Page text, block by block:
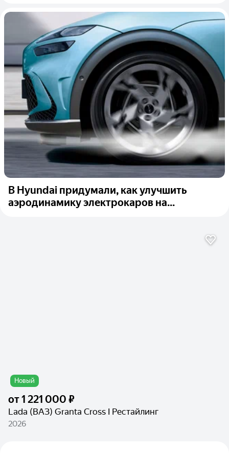
В Hyundai придумали, как улучшить
аэродинамику электрокаров на...
Новый
от1 221 000 ₽
Lada (ВАЗ) Granta Cross I Рестайлинг
2026